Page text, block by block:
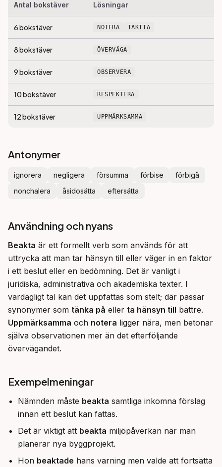
Antal bokstäver Lösningar
6bokstäver NOTERA IAKTTA
8bokstäver ÖVERVÄGA
9bokstäver OBSERVERA
10bokstäver RESPEKTERA
12bokstäver UPPMÄRKSAMMA
Antonymer
ignorera negligera försumma förbise
förbigå
nonchalera
åsidosätta eftersätta
Användning och nyans
Beakta är ett formellt verb som används för att
uttrycka att man tar hänsyn till eller väger in en faktor
i ett beslut eller en bedömning. Det är vanligt i
juridiska, administrativa och akademiska texter. I
vardagligt tal kan det uppfattas som stelt; där passar
synonymer som tänka på eller ta hänsyn till
Uppmärksamma och notera ligger nära, men betonar
själva observationen mer än det efterföljande
övervägandet.
Exempelmeningar
Nämnden måste beakta samtliga inkomna förslag
innan ett beslut kan fattas.
Det är viktigt att beakta miljöpåverkan när man
planerar nya byggprojekt.
Hon beaktade hans varning men valde att fortsätta